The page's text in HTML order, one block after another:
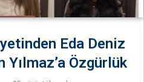
Eda Deniz
Özgürlük